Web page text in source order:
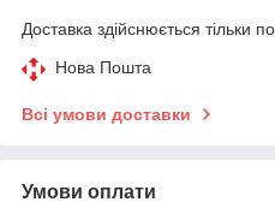
Доставка здійснюється тільки
Нова Пошта
Всі умови доставки
Умови оплати